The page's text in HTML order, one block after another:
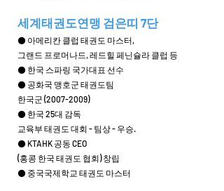
세계태권도연맹 검은띠 7단
⚫ 아메리칸 클럽 태권도 마스터,
그랜드 프로머나드, 레드힐 페닌슐라 클럽 등
⚫ 한국 스파링 국가대표 선수
⚫ 공화국 맹호군 태권도팀
한국군 (2007-2009)
⚫ 한국 25대 감독
교육부 태권도 대회 - 팀상 - 우승.
⚫ KTAHK 공동 CEO
(홍콩 한국 태권도 협회) 창립
⚫ 중국국제학교 태권도 마스터